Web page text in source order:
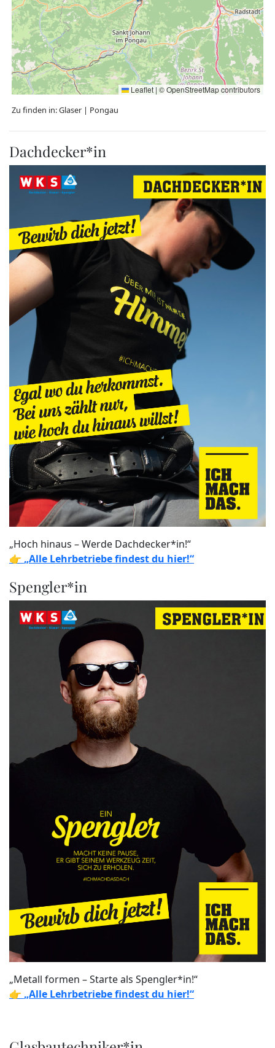
Leaflet | ©OpenStreetMapcontributors
Zu finden in:Glaser | Pongau
Dachdecker*in
„Hoch hinaus – Werde Dachdecker*in!“
👉 „Alle Lehrbetriebe findest du hier!“
Spengler*in
„Metall formen – Starte als Spengler*in!“
👉 „Alle Lehrbetriebe findest du hier!“